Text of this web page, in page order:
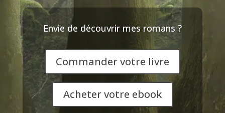
Envie de découvrir mes romans ?
Commander votre livre
Acheter votre ebook